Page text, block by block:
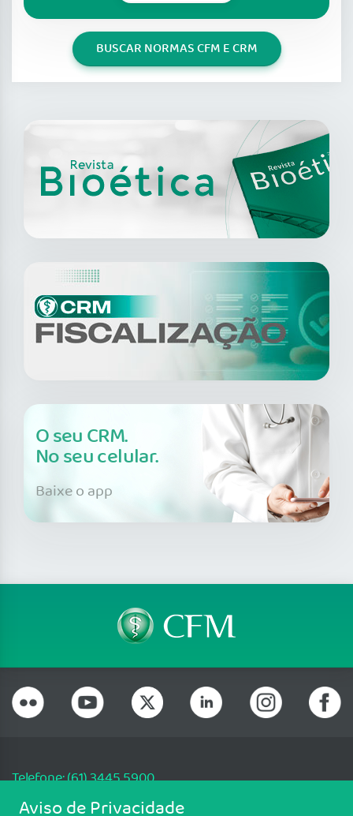
BUSCAR NORMAS CFM E CRM
O seu CRM.
No seu celular.
Baixe o app
Telefone: (61) 3445 5900
Email: cfm@portalmedico.org.br
Aviso de Privacidade